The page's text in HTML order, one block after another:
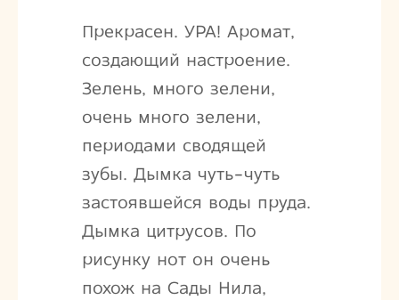
Прекрасен. УРА! Аромат,
создающий настроение.
Зелень, много зелени,
очень много зелени,
периодами сводящей
зубы. Дымка чуть-чуть
застоявшейся воды пруда.
Дымка цитрусов. По
рисунку нот он очень
похож на Сады Нила,